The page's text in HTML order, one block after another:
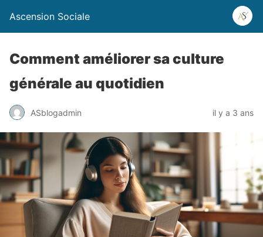
Ascension Sociale
Comment améliorer sa culture
générale au quotidien
ASblogadmin il y a 3 ans